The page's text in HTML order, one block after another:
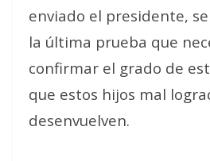
enviado el presidente,
la última prueba que
confirmar el grado de
que estos hijos mal
desenvuelven.